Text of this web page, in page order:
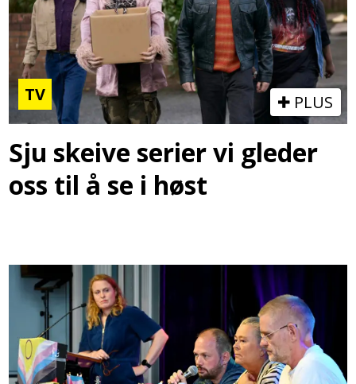
TV PLUS
Sju skeive serier vi gleder
oss til å se i høst